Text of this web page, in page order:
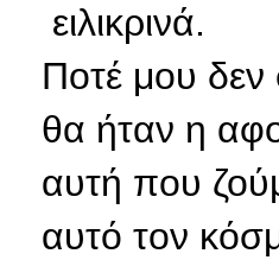
ειλικρινά.
Ποτέ μου
θα ήταν η
αυτή που
αυτό τον